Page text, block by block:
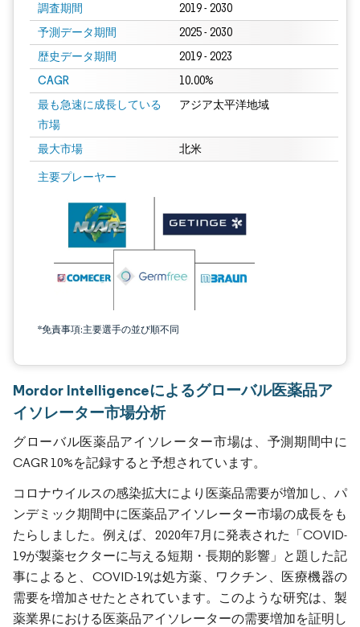
調査期間 2019 - 2030
予測データ期間 2025 - 2030
歴史データ期間 2019 - 2023
CAGR 10.00%
最も急速に成長している
市場
アジア太平洋地域
最大市場 北米
主要プレーヤー
*免責事項:主要選手の並び順不同
Mordor Intelligenceによるグローバル医薬品ア
イソレーター市場分析
グローバル医薬品アイソレーター市場は、予測期間中に
CAGR 10%を記録すると予想されています。
コロナウイルスの感染拡大により医薬品需要が増加し、パ
ンデミック期間中に医薬品アイソレーター市場の成長をも
たらしました。例えば、2020年7月に発表された「COVID-
19が製薬セクターに与える短期・長期的影響」と題した記
事によると、COVID-19は処方薬、ワクチン、医療機器の
需要を増加させたとされています。このような研究は、製
薬業界における医薬品アイソレーターの需要増加を証明し